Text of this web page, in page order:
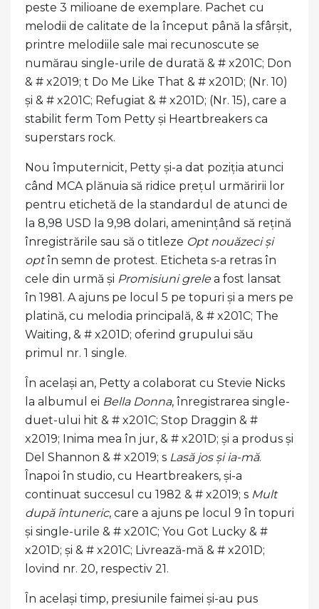
peste 3 milioane de exemplare. Pachet cu
melodii de calitate de la început până la sfârșit,
printre melodiile sale mai recunoscute se
numărau single-urile de durată & # x201C; Don
& # x2019; t Do Me Like That & # x201D; (Nr. 10)
și & # x201C; Refugiat & # x201D; (Nr. 15), care a
stabilit ferm Tom Petty și Heartbreakers ca
superstars rock.
Nou împuternicit, Petty și-a dat poziția atunci
când MCA plănuia să ridice prețul urmăririi lor
pentru etichetă de la standardul de atunci de
la 8,98 USD la 9,98 dolari, amenințând să rețină
înregistrările sau să o titleze Opt nouăzeci și
optîn semn de protest. Eticheta s-a retras în
cele din urmă și Promisiuni grelea fost lansat
în 1981. A ajuns pe locul 5 pe topuri și a mers pe
platină, cu melodia principală, & # x201C; The
Waiting, & # x201D; oferind grupului său
primul nr. 1 single.
În același an, Petty a colaborat cu Stevie Nicks
la albumul ei Bella Donna, înregistrarea single-
duet-ului hit & # x201C; Stop Draggin & #
x2019; Inima mea în jur, & # x201D; și a produs și
Del Shannon & # x2019; s Lasă jos și ia-mă.
Înapoi în studio, cu Heartbreakers, și-a
continuat succesul cu 1982 & # x2019; s Mult
după întuneric, care a ajuns pe locul 9 în topuri
și single-urile & # x201C; You Got Lucky & #
x201D; și & # x201C; Livrează-mă & # x201D;
lovind nr. 20, respectiv 21.
În același timp, presiunile faimei și-au pus